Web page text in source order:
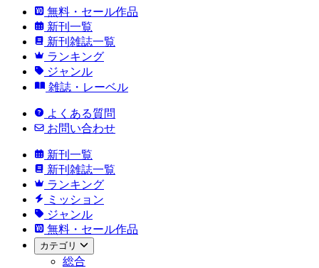
無料・セール作品
新刊一覧
新刊雑誌一覧
ランキング
ジャンル
雑誌・レーベル
よくある質問
お問い合わせ
新刊一覧
新刊雑誌一覧
ランキング
ミッション
ジャンル
無料・セール作品
カテゴリ
総合